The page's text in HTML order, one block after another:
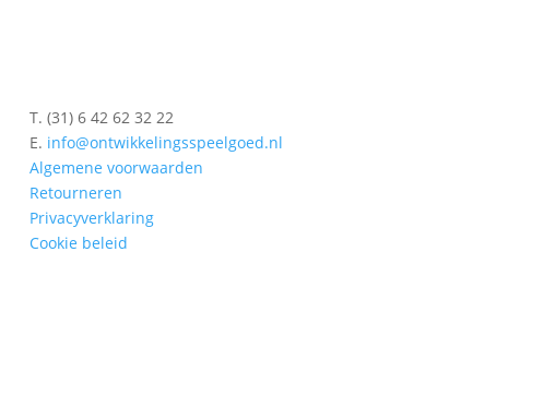
T. (31) 6 42 62 32 22
E. info@ontwikkelingsspeelgoed.nl
Algemene voorwaarden
Retourneren
Privacyverklaring
Cookie beleid